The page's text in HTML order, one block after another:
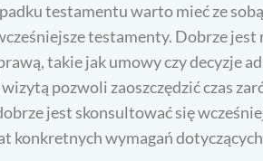
testamentu warto mieć ze
testamenty. Dobrze
takie jak umowy czy decyzje
pozwoli zaoszczędzić czas
jest skonsultować się
konkretnych wymagań